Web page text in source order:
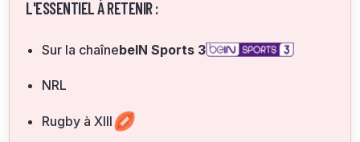
L'ESSENTIEL À RETENIR :
Sur la chaînebeIN Sports 3
NRL
Rugby à XIII